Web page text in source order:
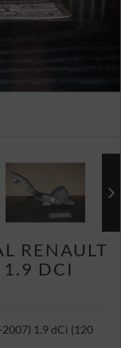
RENAULT
DCI
1.9 dCi (120